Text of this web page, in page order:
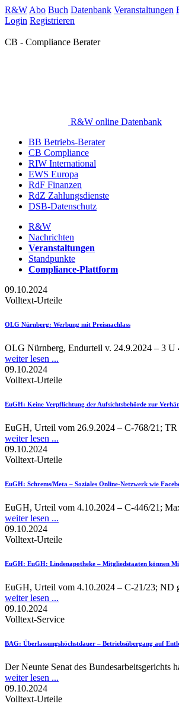
R&W Abo Buch Datenbank Veranstaltungen
Login Registrieren
CB - Compliance Berater
R&W online Datenbank
BB Betriebs-Berater
CB Compliance
RIW International
EWS Europa
RdF Finanzen
RdZ Zahlungsdienste
DSB-Datenschutz
R&W
Nachrichten
Veranstaltungen
Standpunkte
Compliance-Plattform
09.10.2024
Volltext-Urteile
OLG Nürnberg: Werbung mit Preisnachlass
OLG Nürnberg, Endurteil v. 24.9.2024 – 3 U
weiter lesen ...
09.10.2024
Volltext-Urteile
EuGH: Keine Verpflichtung der Aufsichtsbehörde zur
EuGH, Urteil vom 26.9.2024 – C-768/21; TR
weiter lesen ...
09.10.2024
Volltext-Urteile
EuGH: Schrems/Meta – Soziales Online-Netzwerk wie
EuGH, Urteil vom 4.10.2024 – C-446/21;
weiter lesen ...
09.10.2024
Volltext-Urteile
EuGH: EuGH: Lindenapotheke – Mitgliedstaaten können
EuGH, Urteil vom 4.10.2024 – C-21/23; ND
weiter lesen ...
09.10.2024
Volltext-Service
BAG: Überlassungshöchstdauer – Betriebsübergang auf
Der Neunte Senat des Bundesarbeitsgerichts
weiter lesen ...
09.10.2024
Volltext-Urteile